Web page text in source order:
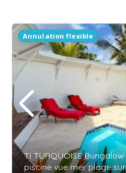
Annulation flexible
TI TURQUOISE
piscine vue mer plage